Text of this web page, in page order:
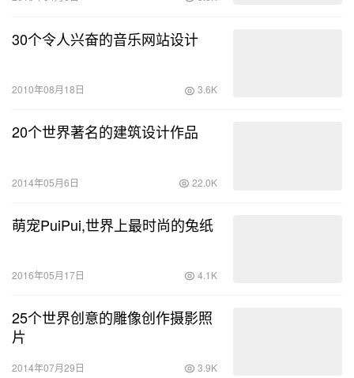
30个令人兴奋的音乐网站设计
2010年08月18日 3.6K
20个世界著名的建筑设计作品
2014年05月6日 22.0K
萌宠PuiPui,世界上最时尚的兔纸
2016年05月17日 4.1K
25个世界创意的雕像创作摄影照
片
2014年07月29日 3.9K